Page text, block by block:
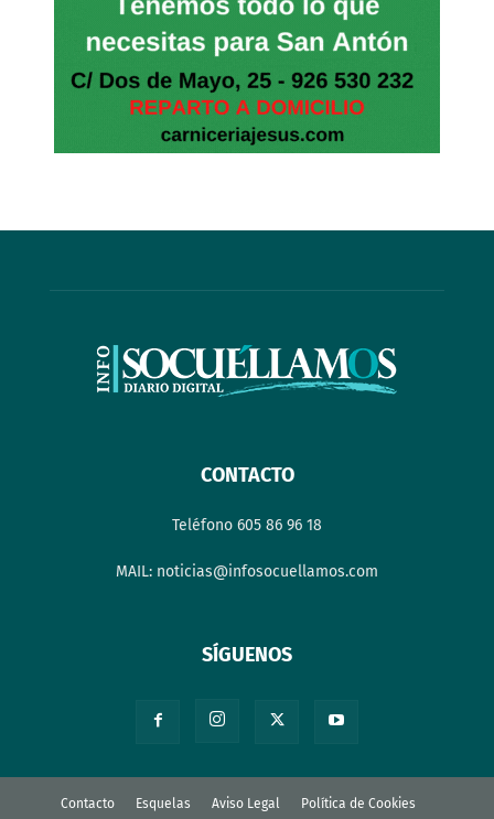
CONTACTO
Teléfono 605 86 96 18
MAIL: noticias@infosocuellamos.com
SÍGUENOS
Contacto Esquelas Aviso Legal Política de Cookies